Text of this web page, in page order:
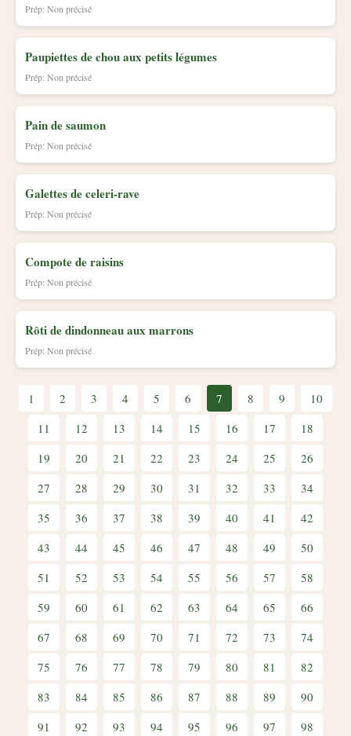
Prép: Non précisé
Paupiettes de chou aux petits légumes
Prép: Non précisé
Pain de saumon
Prép: Non précisé
Galettes de celeri-rave
Prép: Non précisé
Compote de raisins
Prép: Non précisé
Rôti de dindonneau aux marrons
Prép: Non précisé
1 2 3 4 5 6 7 8 9
10
11
12 13 14 15 16 17
18
19
20 21 22 23 24 25
26
27
28 29 30 31 32 33
34
35
36 37 38 39 40 41
42
43
44 45 46 47 48 49
50
51
52 53 54 55 56 57
58
59
60 61 62 63 64 65
66
67
68 69 70 71 72 73
74
75
76 77 78 79 80 81
82
83
84 85 86 87 88 89
90
91
92 93 94 95 96 97
98